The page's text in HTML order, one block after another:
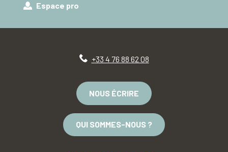
Espace pro
+33 4 76 88 62 08
NOUS ÉCRIRE
QUI SOMMES-NOUS ?